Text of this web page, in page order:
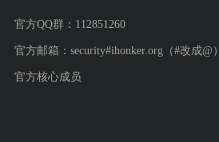
官方QQ群：112851260
官方邮箱：security#ihonker.org（#改成@）
官方核心成员